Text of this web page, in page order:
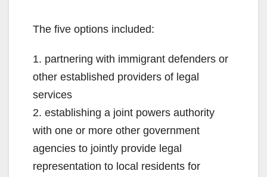
The five options included:
1. partnering with immigrant defenders or
other established providers of legal
services
2. establishing a joint powers authority
with one or more other government
agencies to jointly provide legal
representation to local residents for